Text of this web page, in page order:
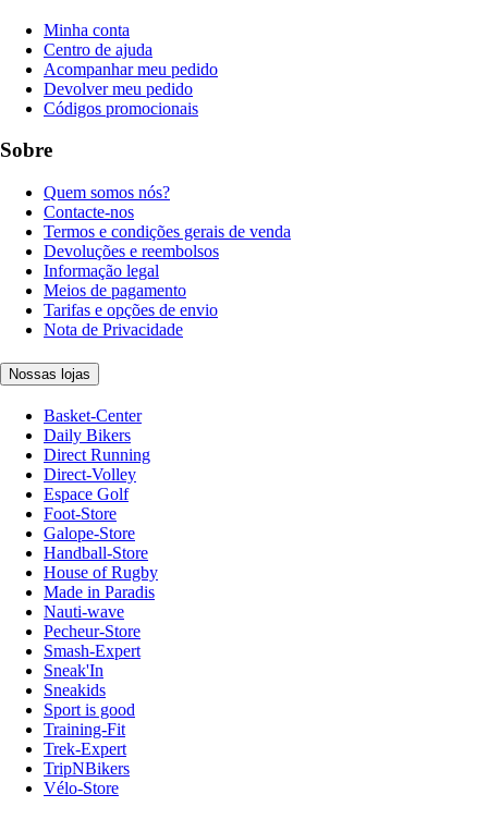
Minha conta
Centro de ajuda
Acompanhar meu pedido
Devolver meu pedido
Códigos promocionais
Sobre
Quem somos nós?
Contacte-nos
Termos e condições gerais de venda
Devoluções e reembolsos
Informação legal
Meios de pagamento
Tarifas e opções de envio
Nota de Privacidade
Nossas lojas
Basket-Center
Daily Bikers
Direct Running
Direct-Volley
Espace Golf
Foot-Store
Galope-Store
Handball-Store
House of Rugby
Made in Paradis
Nauti-wave
Pecheur-Store
Smash-Expert
Sneak'In
Sneakids
Sport is good
Training-Fit
Trek-Expert
TripNBikers
Vélo-Store